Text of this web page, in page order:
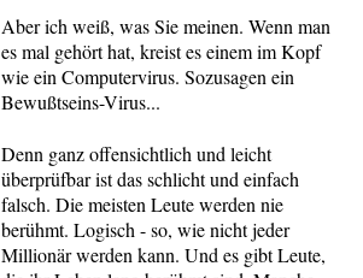
Aber ich weiß, was Sie meinen. Wenn man
es mal gehört hat, kreist es einem im Kopf
wie ein Computervirus. Sozusagen ein
Bewußtseins-Virus...
Denn ganz offensichtlich und leicht
überprüfbar ist das schlicht und einfach
falsch. Die meisten Leute werden nie
berühmt. Logisch - so, wie nicht jeder
Millionär werden kann. Und es gibt Leute,